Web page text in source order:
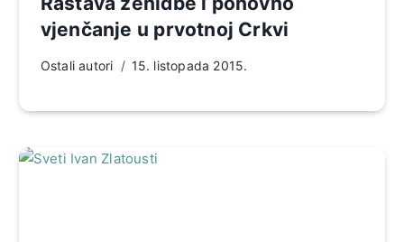
vjenčanje u prvotnoj Crkvi
Ostali autori 15. listopada 2015.